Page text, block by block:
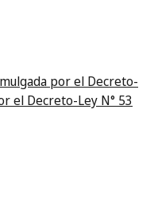
por el Decreto-
el Decreto-Ley N° 53